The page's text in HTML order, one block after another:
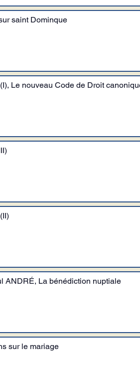
Vatican II. Puis il se penche sur la
saint Dominque
Le nouveau Code de Droit
ANDRÉ, La bénédiction nuptiale
sur le mariage